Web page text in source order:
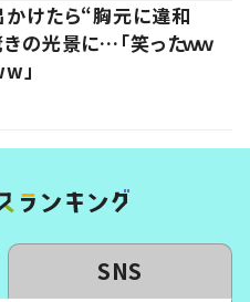
かけたら“胸元に違和
の光景に…「笑ったｗｗ
」
SNS